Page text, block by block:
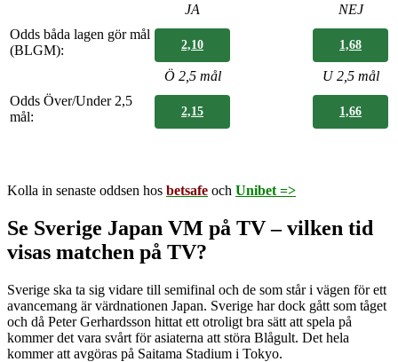
JA
NEJ
Odds båda lagen gör mål
(BLGM):
2,10 1,68
Ö 2,5 mål U 2,5 mål
Odds Över/Under 2,5
mål:
2,15 1,66
Kolla in senaste oddsen hos betsafe och Unibet =>
Se Sverige Japan VM på TV – vilken tid
visas matchen på TV?
Sverige ska ta sig vidare till semifinal och de som står i vägen för ett
avancemang är värdnationen Japan. Sverige har dock gått som tåget
och då Peter Gerhardsson hittat ett otroligt bra sätt att spela på
kommer det vara svårt för asiaterna att störa Blågult. Det hela
kommer att avgöras på Saitama Stadium i Tokyo.